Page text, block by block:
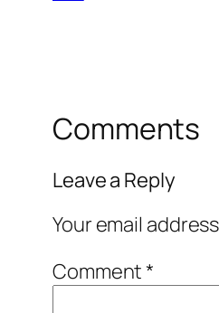
Comments
Leave a Reply
Your email
Comment*